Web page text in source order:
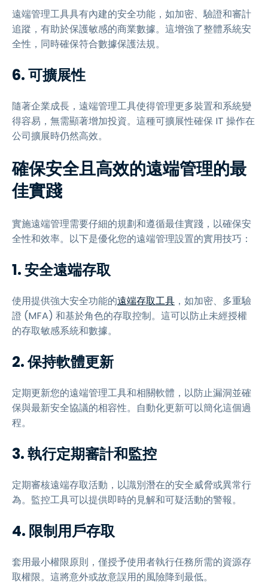
遠端管理工具具有內建的安全功能，如加密、驗證和審計
追蹤，有助於保護敏感的商業數據。這增強了整體系統安
全性，同時確保符合數據保護法規。
6. 可擴展性
隨著企業成長，遠端管理工具使得管理更多裝置和系統變
得容易，無需顯著增加投資。這種可擴展性確保 IT 操作在
公司擴展時仍然高效。
確保安全且高效的遠端管理的最
佳實踐
實施遠端管理需要仔細的規劃和遵循最佳實踐，以確保安
全性和效率。以下是優化您的遠端管理設置的實用技巧：
1. 安全遠端存取
使用提供強大安全功能的遠端存取工具 ，如加密、多重驗
證 (MFA) 和基於角色的存取控制。這可以防止未經授權
的存取敏感系統和數據。
2. 保持軟體更新
定期更新您的遠端管理工具和相關軟體，以防止漏洞並確
保與最新安全協議的相容性。自動化更新可以簡化這個過
程。
3. 執行定期審計和監控
定期審核遠端存取活動，以識別潛在的安全威脅或異常行
為。監控工具可以提供即時的見解和可疑活動的警報。
4. 限制用戶存取
套用最小權限原則，僅授予使用者執行任務所需的資源存
取權限。這將意外或故意誤用的風險降到最低。